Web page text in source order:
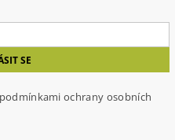
podmínkami ochrany osobních